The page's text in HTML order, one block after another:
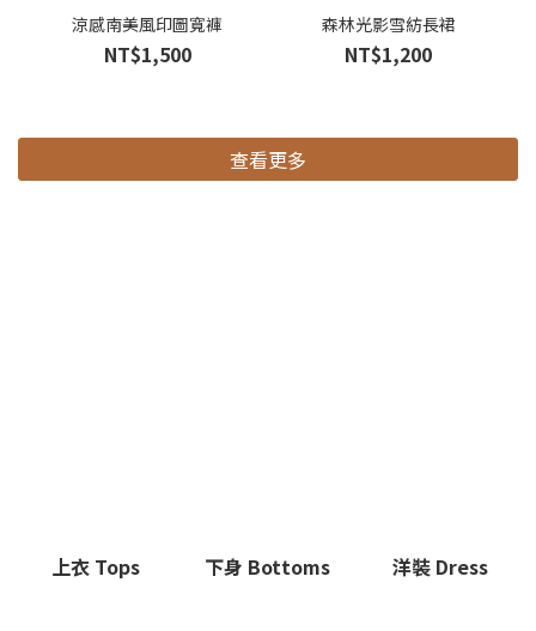
涼感南美風印圖寬褲
NT$1,500
森林光影雪紡長裙
NT$1,200
查看更多
上衣 Tops 下身 Bottoms 洋裝 Dress